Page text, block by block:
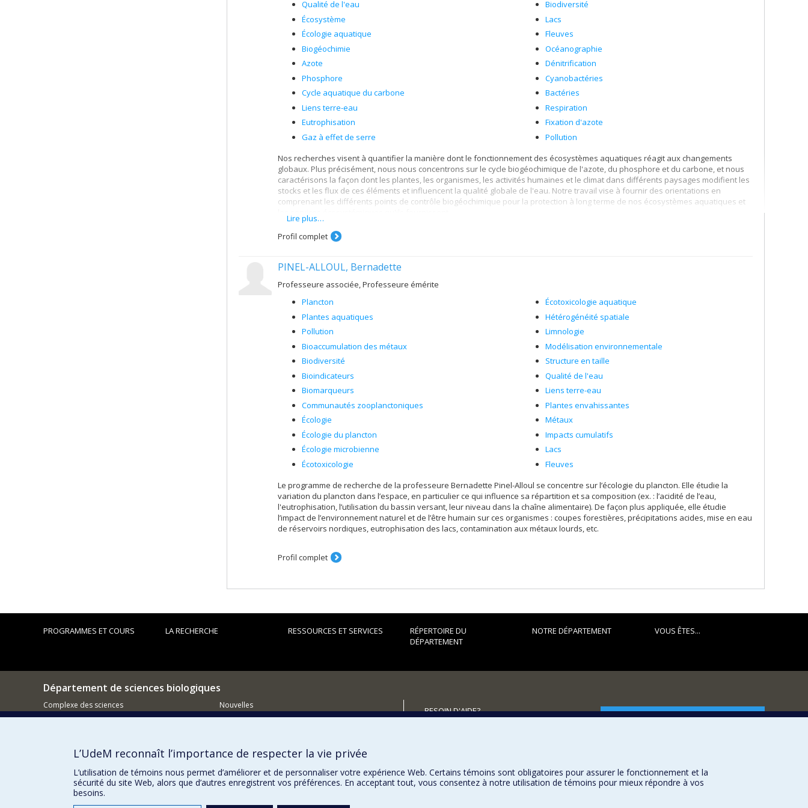
Qualité de l'eau
Écosystème
Écologie aquatique
Biogéochimie
Azote
Phosphore
Cycle aquatique du carbone
Liens terre-eau
Eutrophisation
Gaz à effet de serre
Biodiversité
Lacs
Fleuves
Océanographie
Dénitrification
Cyanobactéries
Bactéries
Respiration
Fixation d'azote
Pollution
Nos recherches visent à quantifier la manière dont le fonctionnement des écosystèmes aquatiques réagit aux changements
globaux. Plus précisément, nous nous concentrons sur le cycle biogéochimique de l'azote, du phosphore et du carbone, et nous
caractérisons la façon dont les plantes, les organismes, les activités humaines et le climat dans différents paysages modifient les
stocks et les flux de ces éléments et influencent la qualité globale de l'eau. Notre travail vise à fournir des orientations en
comprenant les différents points de contrôle biogéochimique pour la protection à long terme de nos écosystèmes aquatiques et
Lire plus…
Profil complet
PINEL-ALLOUL, Bernadette
Professeure associée, Professeure émérite
Plancton
Plantes aquatiques
Pollution
Bioaccumulation des métaux
Biodiversité
Bioindicateurs
Biomarqueurs
Communautés zooplanctoniques
Écologie
Écologie du plancton
Écologie microbienne
Écotoxicologie
Écotoxicologie aquatique
Hétérogénéité spatiale
Limnologie
Modélisation environnementale
Structure en taille
Qualité de l'eau
Liens terre-eau
Plantes envahissantes
Métaux
Impacts cumulatifs
Lacs
Fleuves
Le programme de recherche de la professeure Bernadette Pinel-Alloul se concentre sur l’écologie du plancton. Elle étudie la
variation du plancton dans l’espace, en particulier ce qui influence sa répartition et sa composition (ex. : l’acidité de l’eau,
l'eutrophisation, l’utilisation du bassin versant, leur niveau dans la chaîne alimentaire). De façon plus appliquée, elle étudie
l’impact de l’environnement naturel et de l’être humain sur ces organismes : coupes forestières, précipitations acides, mise en eau
de réservoirs nordiques, eutrophisation des lacs, contamination aux métaux lourds, etc.
Profil complet
PROGRAMMES ET COURS LA RECHERCHE RESSOURCES ET SERVICES
RÉPERTOIRE DU
DÉPARTEMENT
NOTRE DÉPARTEMENT VOUS ÊTES...
Département de sciences biologiques
Complexe des sciences
1375 Avenue Thérèse-Lavoie-Roux
514-343-6111 poste 14745
Nouvelles
BESOIN D'AIDE?
FACULTÉ DES ARTS ET DES SCIENCES
Nos programmes et cours
L’UdeM reconnaît l’importance de respecter la vie privée
L’utilisation de témoins nous permet d’améliorer et de personnaliser votre expérience Web. Certains témoins sont obligatoires pour assurer le fonctionnement et la
sécurité du site Web, alors que d’autres enregistrent vos préférences. En acceptant tout, vous consentez à notre utilisation de témoins pour mieux répondre à vos
besoins.